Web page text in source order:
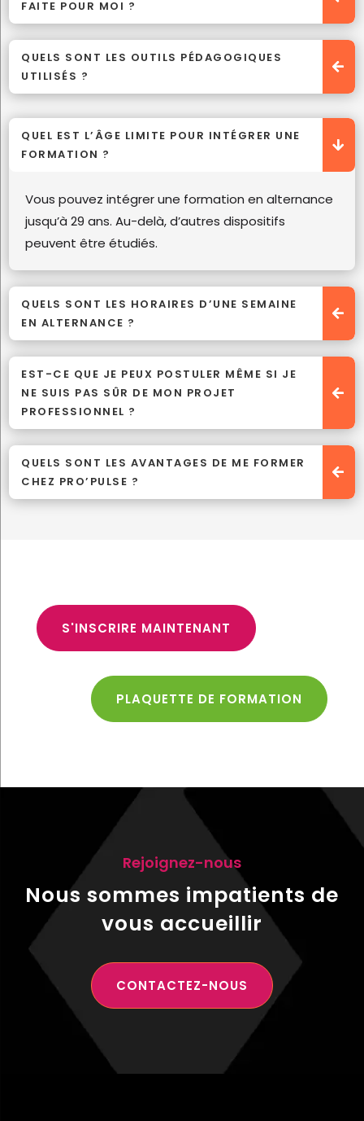
FAITE POUR MOI ?
QUELS SONT LES OUTILS PÉDAGOGIQUES
UTILISÉS ?
QUEL EST L’ÂGE LIMITE POUR INTÉGRER UNE
FORMATION ?
Vous pouvez intégrer une formation en alternance
jusqu’à 29 ans. Au-delà, d’autres dispositifs
peuvent être étudiés.
QUELS SONT LES HORAIRES D’UNE SEMAINE
EN ALTERNANCE ?
EST-CE QUE JE PEUX POSTULER MÊME SI JE
NE SUIS PAS SÛR DE MON PROJET
PROFESSIONNEL ?
QUELS SONT LES AVANTAGES DE ME FORMER
CHEZ PRO’PULSE ?
S'INSCRIRE MAINTENANT
PLAQUETTE DE FORMATION
Rejoignez-nous
Nous sommes impatients de
vous accueillir
CONTACTEZ-NOUS